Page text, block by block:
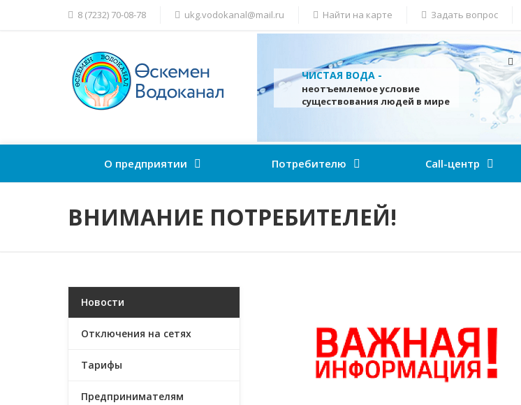
8 (7232) 70-08-78 ukg.vodokanal@mail.ru Найти на карте Задать вопрос
ЧИСТАЯ ВОДА -
неотъемлемое условие
существования людей в мире
О предприятии Потребителю Call-центр
ВНИМАНИЕ ПОТРЕБИТЕЛЕЙ!
Новости
Отключения на сетях
Тарифы
Предпринимателям